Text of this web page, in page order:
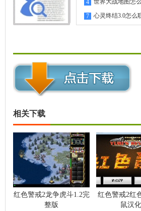
指南
4 世界大战地图怎
7 心灵终结3.0怎么
相关下载
红色警戒2龙争虎斗1.2完
整版
红色警戒2红
鼠汉